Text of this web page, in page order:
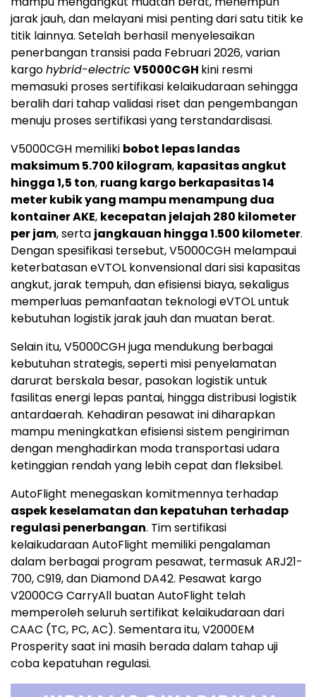
jarak jauh, dan melayani misi penting dari satu titik ke
titik lainnya. Setelah berhasil menyelesaikan
penerbangan transisi pada Februari 2026, varian
kargohybrid-electricV5000CGH kini resmi
memasuki proses sertifikasi kelaikudaraan sehingga
beralih dari tahap validasi riset dan pengembangan
menuju proses sertifikasi yang terstandardisasi.
V5000CGH memiliki bobot lepas landas
maksimum 5.700 kilogram, kapasitas angkut
hingga 1,5 ton, ruang kargo berkapasitas 14
meter kubik yang mampu menampung dua
kontainer AKE, kecepatan jelajah 280 kilometer
per jam, serta jangkauan hingga 1.500 kilometer.
Dengan spesifikasi tersebut, V5000CGH melampaui
keterbatasan eVTOL konvensional dari sisi kapasitas
angkut, jarak tempuh, dan efisiensi biaya, sekaligus
memperluas pemanfaatan teknologi eVTOL untuk
kebutuhan logistik jarak jauh dan muatan berat.
Selain itu, V5000CGH juga mendukung berbagai
kebutuhan strategis, seperti misi penyelamatan
darurat berskala besar, pasokan logistik untuk
fasilitas energi lepas pantai, hingga distribusi logistik
antardaerah. Kehadiran pesawat ini diharapkan
mampu meningkatkan efisiensi sistem pengiriman
dengan menghadirkan moda transportasi udara
ketinggian rendah yang lebih cepat dan fleksibel.
AutoFlight menegaskan komitmennya terhadap
aspek keselamatan dan kepatuhan terhadap
regulasi penerbangan. Tim sertifikasi
kelaikudaraan AutoFlight memiliki pengalaman
dalam berbagai program pesawat, termasuk ARJ21-
700, C919, dan Diamond DA42. Pesawat kargo
V2000CG CarryAll buatan AutoFlight telah
memperoleh seluruh sertifikat kelaikudaraan dari
CAAC (TC, PC, AC). Sementara itu, V2000EM
Prosperity saat ini masih berada dalam tahap uji
coba kepatuhan regulasi.